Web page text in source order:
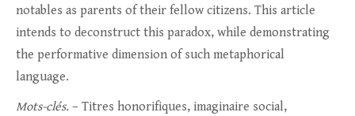
notables as parents of their fellow citizens. This article
intends to deconstruct this paradox, while demonstrating
the performative dimension of such metaphorical
language.
Mots-clés. – Titres honorifiques, imaginaire social,